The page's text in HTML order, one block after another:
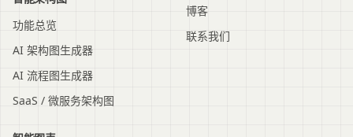
功能总览
AI 架构图生成器
AI 流程图生成器
SaaS / 微服务架构图
博客
联系我们